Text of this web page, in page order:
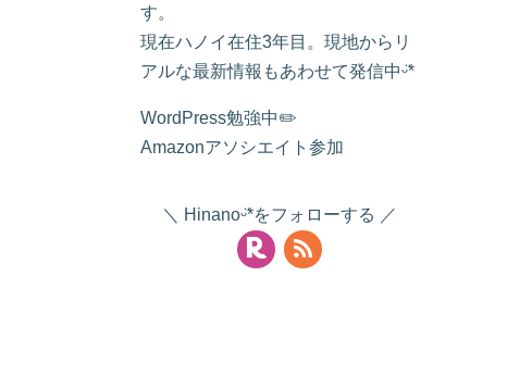
す。
現在ハノイ在住3年目。現地からリ
アルな最新情報もあわせて発信中ᵕ̈*
WordPress勉強中✏️
Amazonアソシエイト参加
Hinanoᵕ̈*をフォローする